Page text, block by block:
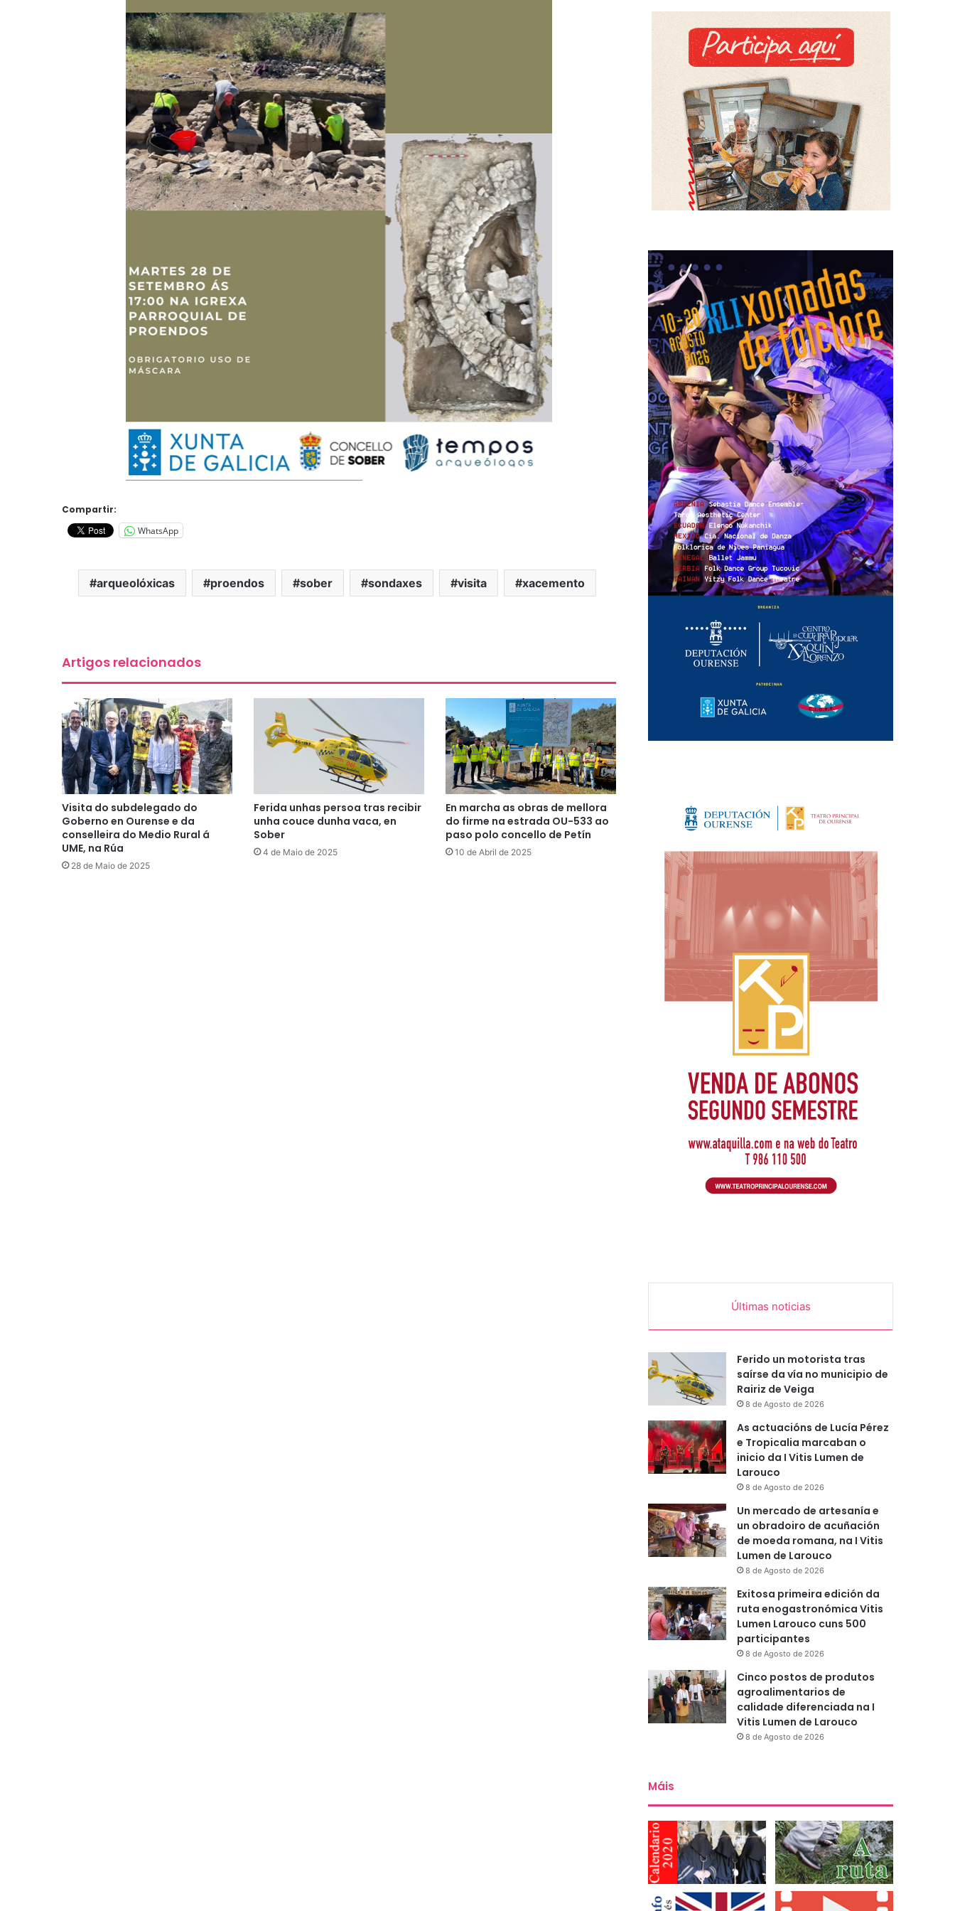
Compartir:
WhatsApp
arqueolóxicas proendos sober sondaxes visita xacemento
Artigos relacionados
Visita do subdelegado do
Goberno en Ourense e da
conselleira do Medio Rural á
UME, na Rúa
28 de Maio de 2025
Ferida unhas persoa tras recibir
unha couce dunha vaca, en
Sober
4 de Maio de 2025
En marcha as obras de mellora
do firme na estrada OU-533 ao
paso polo concello de Petín
10 de Abril de 2025
Últimas noticias
Ferido un motorista tras
saírse da vía no municipio de
Rairiz de Veiga
8 de Agosto de 2026
As actuacións de Lucía Pérez
e Tropicalia marcaban o
inicio da I Vitis Lumen de
Larouco
8 de Agosto de 2026
Un mercado de artesanía e
un obradoiro de acuñación
de moeda romana, na I Vitis
Lumen de Larouco
8 de Agosto de 2026
Exitosa primeira edición da
ruta enogastronómica Vitis
Lumen Larouco cuns 500
participantes
8 de Agosto de 2026
Cinco postos de produtos
agroalimentarios de
calidade diferenciada na I
Vitis Lumen de Larouco
8 de Agosto de 2026
Máis